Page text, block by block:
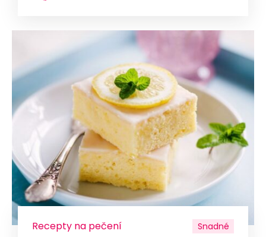
Recepty na pečení Snadné